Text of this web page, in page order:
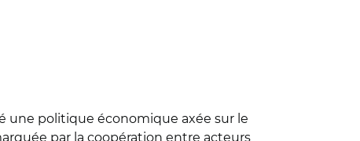
une politique économique axée sur le
par la coopération entre acteurs